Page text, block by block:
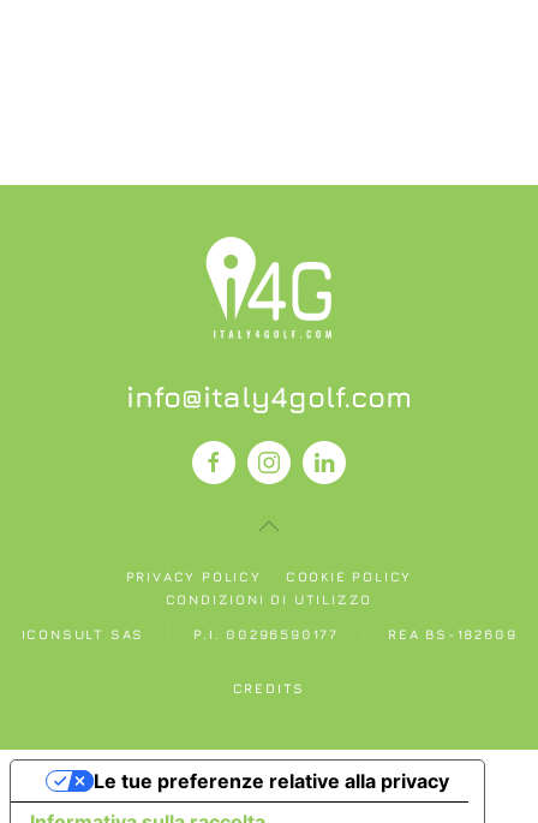
info@italy4golf.com
PRIVACY POLICY
COOKIE POLICY
CONDIZIONI DI UTILIZZO
ICONSULT SAS P.I. 00296590177 REA BS-182609
CREDITS
Le tue preferenze relative alla privacy